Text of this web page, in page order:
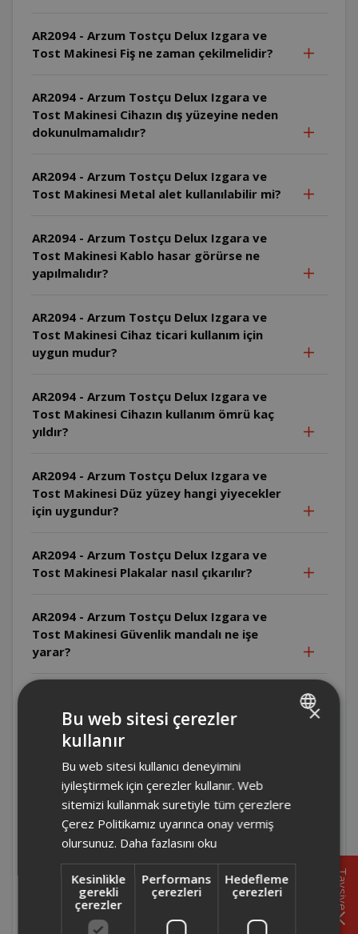
AR2094 - Arzum Tostçu Delux Izgara ve
Tost Makinesi Fiş ne zaman çekilmelidir?
AR2094 - Arzum Tostçu Delux Izgara ve
Tost Makinesi Cihazın dış yüzeyine neden
dokunulmamalıdır?
AR2094 - Arzum Tostçu Delux Izgara ve
Tost Makinesi Metal alet kullanılabilir mi?
AR2094 - Arzum Tostçu Delux Izgara ve
Tost Makinesi Kablo hasar görürse ne
yapılmalıdır?
AR2094 - Arzum Tostçu Delux Izgara ve
Tost Makinesi Cihaz ticari kullanım için
uygun mudur?
AR2094 - Arzum Tostçu Delux Izgara ve
Tost Makinesi Cihazın kullanım ömrü kaç
yıldır?
AR2094 - Arzum Tostçu Delux Izgara ve
Tost Makinesi Düz yüzey hangi yiyecekler
için uygundur?
AR2094 - Arzum Tostçu Delux Izgara ve
Tost Makinesi Plakalar nasıl çıkarılır?
AR2094 - Arzum Tostçu Delux Izgara ve
Tost Makinesi Güvenlik mandalı ne işe
yarar?
Tost Makinesi Parti ızgara modunda
pişirme alanı nasıl genişletilir?
AR2094 - Arzum Tostçu Delux Izgara ve
Tost Makinesi Tek taraflı ızgarada üst
kapak nasıl konumlandırılır?
Tost Makinesi Çift taraflı ızgarada
yiyecekler çevrilmeli midir?
Tavsiye
×
Bu web sitesi çerezler
kullanır
Bu web sitesi kullanıcı deneyimini
iyileştirmek için çerezler kullanır. Web
sitemizi kullanmak suretiyle tüm çerezlere
Çerez Politikamız uyarınca onay vermiş
olursunuz. Daha fazlasını oku
Kesinlikle
gerekli
çerezler
Performans
çerezleri
Hedefleme
çerezleri